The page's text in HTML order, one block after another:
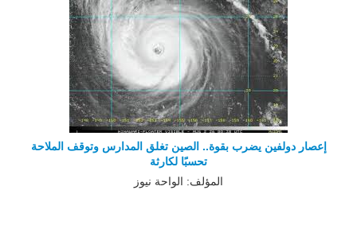
إعصار دولفين يضرب بقوة.. الصين تغلق المدارس وتوقف الملاحة
تحسبًا لكارثة
المؤلف: الواحة نيوز